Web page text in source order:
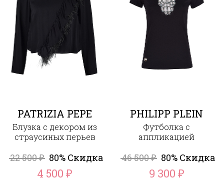
PATRIZIA PEPE
Блузка с декором из
страусиных перьев
22 500₽ 80% Скидка
4 500₽
PHILIPP PLEIN
Футболка с
аппликацией
46 500₽ 80% Скидка
9 300 ₽